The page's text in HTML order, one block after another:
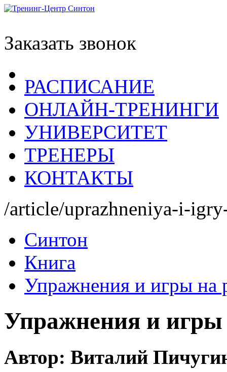
Заказать звонок
РАСПИСАНИЕ
ОНЛАЙН-ТРЕНИНГИ
УНИВЕРСИТЕТ
ТРЕНЕРЫ
КОНТАКТЫ
/article/uprazhneniya-i-
Синтон
Книга
Упражнения и игры на
Упражнения и игры
Автор: Виталий